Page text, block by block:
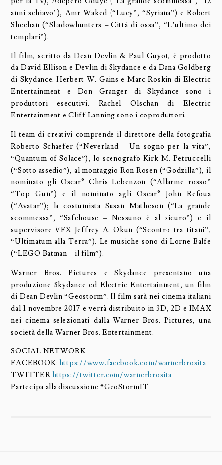
anni schiavo”), Amr Waked (“Lucy”, “Syriana”) e Robert
Sheehan (“Shadowhunters – Città di ossa”, “L’ultimo dei
templari”).
Il film, scritto da Dean Devlin & Paul Guyot, è prodotto
da David Ellison e Devlin di Skydance e da Dana Goldberg
di Skydance. Herbert W. Gains e Marc Roskin di Electric
Entertainment e Don Granger di Skydance sono i
produttori esecutivi. Rachel Olschan di Electric
Entertainment e Cliff Lanning sono i coproduttori.
Il team di creativi comprende il direttore della fotografia
Roberto Schaefer (“Neverland – Un sogno per la vita”,
“Quantum of Solace”), lo scenografo Kirk M. Petruccelli
(“Sotto assedio”), al montaggio Ron Rosen (“Godzilla”), il
nominato gli Oscar® Chris Lebenzon (“Allarme rosso”
“Top Gun”) e il nominato agli Oscar® John Refoua
(“Avatar”); la costumista Susan Matheson (“La grande
scommessa”, “Safehouse – Nessuno è al sicuro”) e il
supervisore VFX Jeffrey A. Okun (“Scontro tra titani”,
“Ultimatum alla Terra”). Le musiche sono di Lorne Balfe
(“LEGO Batman – il film”).
Warner Bros. Pictures e Skydance presentano una
produzione Skydance ed Electric Entertainment, un film
di Dean Devlin “Geostorm”. Il film sarà nei cinema italiani
dal 1 novembre 2017 e verrà distribuito in 3D, 2D e IMAX
nei cinema selezionati dalla Warner Bros. Pictures, una
società della Warner Bros. Entertainment.
SOCIAL NETWORK
FACEBOOK: https://www.facebook.com/warnerbrosita
TWITTERhttps://twitter.com/warnerbrosita
Partecipa alla discussione #GeoStormIT